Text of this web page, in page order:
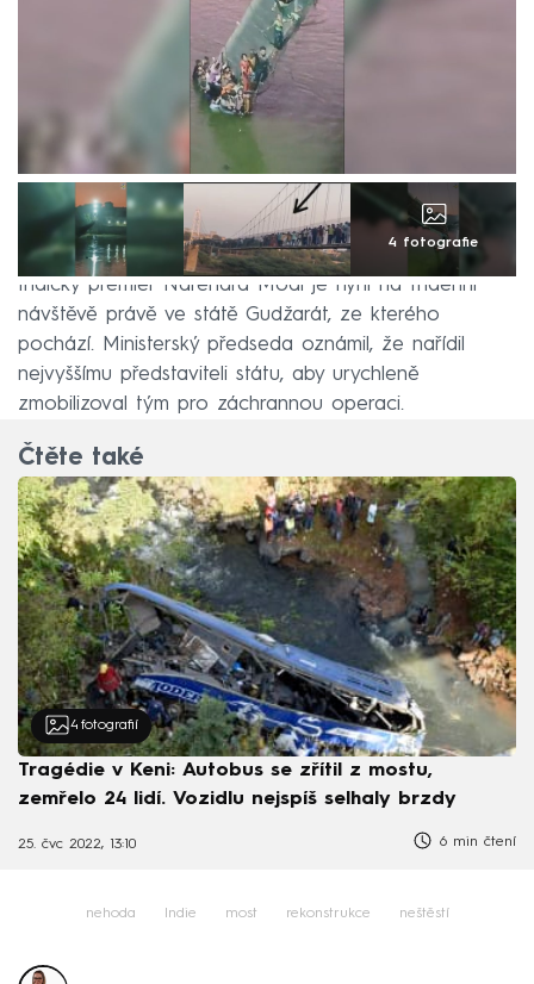
4 fotografie
Indický premiér Nárendra Módí je nyní na třídenní
návštěvě právě ve státě Gudžarát, ze kterého
pochází. Ministerský předseda oznámil, že nařídil
nejvyššímu představiteli státu, aby urychleně
zmobilizoval tým pro záchrannou operaci.
Čtěte také
4 fotografií
Tragédie v Keni: Autobus se zřítil z mostu,
zemřelo 24 lidí. Vozidlu nejspíš selhaly brzdy
25. čvc 2022, 13:10 6 min čtení
nehoda Indie most rekonstrukce neštěstí